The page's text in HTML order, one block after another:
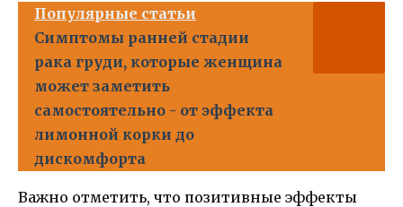
Популярные статьи
Симптомы ранней стадии
рака груди, которые женщина
может заметить
самостоятельно - от эффекта
лимонной корки до
дискомфорта
Важно отметить, что позитивные эффекты